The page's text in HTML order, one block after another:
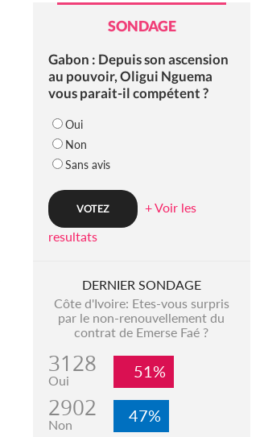
SONDAGE
Gabon : Depuis son ascension
au pouvoir, Oligui Nguema
vous parait-il compétent ?
Oui
Non
Sans avis
+ Voir les
resultats
DERNIER SONDAGE
Côte d'Ivoire: Etes-vous surpris
par le non-renouvellement du
contrat de Emerse Faé ?
3128
Oui 51%
2902
Non 47%